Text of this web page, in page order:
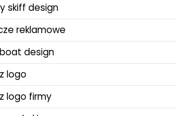
skiff design
reklamowe
design
logo
logo firmy